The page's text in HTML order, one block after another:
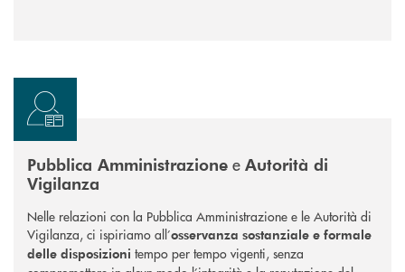
Pubblica Amministrazione e Autorità di
Vigilanza
Nelle relazioni con la Pubblica Amministrazione e le Autorità di
Vigilanza, ci ispiriamo all’osservanza sostanziale e formale
delle disposizioni tempo per tempo vigenti, senza